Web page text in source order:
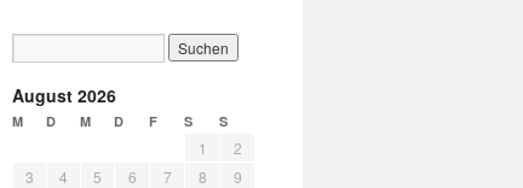
August 2026
M D M D F S S
1
2
3
4 5 6 7 8
9